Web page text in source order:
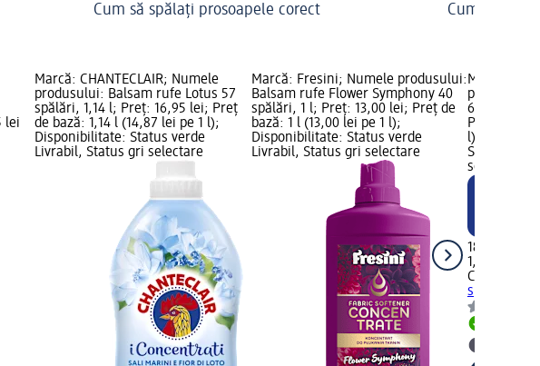
Cum să spălați prosoapele corect Cum să
lei
Marcă: CHANTECLAIR; Numele
produsului: Balsam rufe Lotus 57
spălări, 1,14 l; Preț: 16,95 lei; Preț
de bază: 1,14 l (14,87 lei pe 1 l);
Disponibilitate: Status verde
Livrabil, Status gri selectare
Marcă: Fresini; Numele produsului:
Balsam rufe Flower Symphony 40
spălări, 1 l; Preț: 13,00 lei; Preț de
bază: 1 l (13,00 lei pe 1 l);
Disponibilitate: Status verde
Livrabil, Status gri selectare
Marcă:
produsului:
61 spălări,
Preț de
l); Grafică
Status
selectare
18,45 lei
1,403 l
Coccolino
spălări,